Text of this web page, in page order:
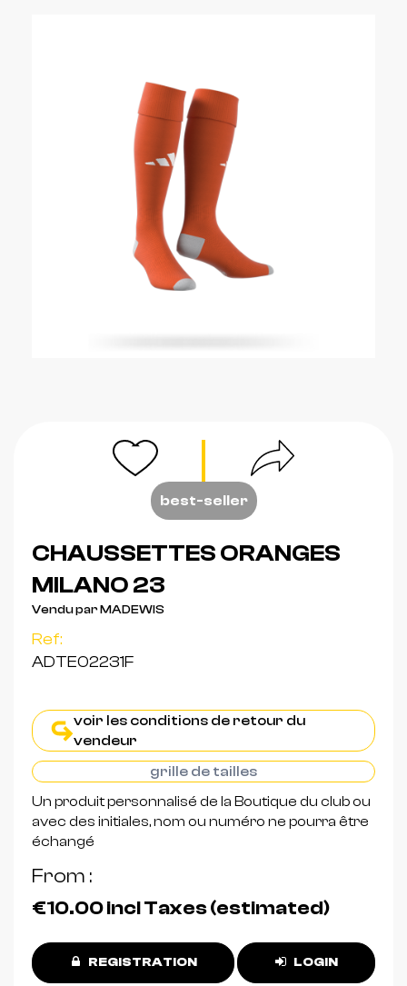
best-seller
CHAUSSETTES ORANGES
MILANO 23
Vendu par MADEWIS
Ref:
ADTE02231F
voir les conditions de retour du
vendeur
grille de tailles
Un produit personnalisé de la Boutique du club ou
avec des initiales, nom ou numéro ne pourra être
échangé
From
€10.00incl Taxes (estimated)
REGISTRATION LOGIN